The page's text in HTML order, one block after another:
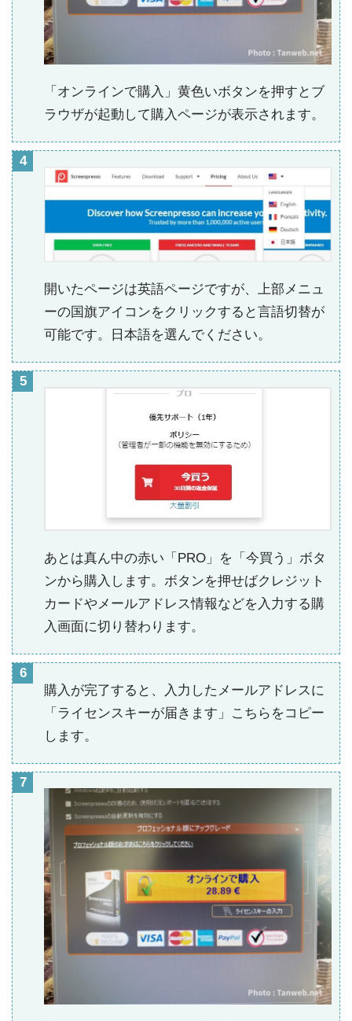
「オンラインで購入」黄色いボタンを押すとブ
ラウザが起動して購入ページが表示されます。
開いたページは英語ページですが、上部メニュ
ーの国旗アイコンをクリックすると言語切替が
可能です。日本語を選んでください。
あとは真ん中の赤い「PRO」を「今買う」ボタ
ンから購入します。ボタンを押せばクレジット
カードやメールアドレス情報などを入力する購
入画面に切り替わります。
購入が完了すると、入力したメールアドレスに
「ライセンスキーが届きます」こちらをコピー
します。